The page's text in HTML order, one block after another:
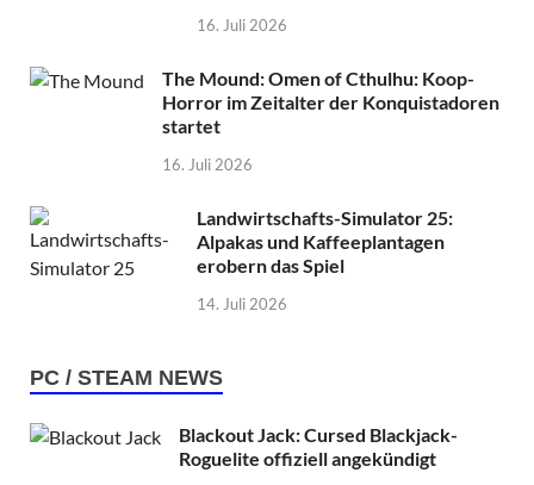
16. Juli 2026
The Mound: Omen of Cthulhu: Koop-
Horror im Zeitalter der Konquistadoren
startet
16. Juli 2026
Landwirtschafts-Simulator 25:
Alpakas und Kaffeeplantagen
erobern das Spiel
14. Juli 2026
PC / STEAM NEWS
Blackout Jack: Cursed Blackjack-
Roguelite offiziell angekündigt